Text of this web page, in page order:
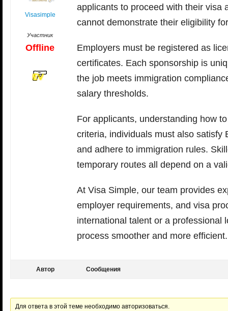
Visasimple
Участник
Offline
applicants to proceed with their visa
cannot demonstrate their eligibility
Employers must be registered as
certificates. Each sponsorship is
the job meets immigration
salary thresholds.
For applicants, understanding how
criteria, individuals must also satisfy
and adhere to immigration rules.
temporary routes all depend on a
At Visa Simple, our team provides
employer requirements, and visa
international talent or a professional
process smoother and more efficient.
Автор Сообщения
Для ответа в этой теме необходимо авторизоваться.